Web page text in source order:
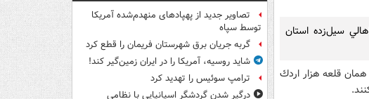
قلعه اهالي سيل‌زده استان
قلعه هزار اردك
تصاویر جدید از پهپادهای منهدم‌شده آمریکا
توسط سپاه
گربه جریان برق شهرستان فریمان را قطع کرد
شاید روسیه، آمریکا را در ایران زمین‌گیر کند!
ترامپ سوئیس را تهدید کرد
درگیر شدن گردشگر اسپانیایی با نظامی